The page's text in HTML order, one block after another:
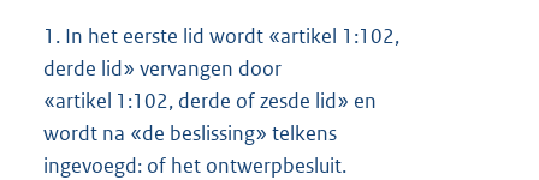
1. In het eerste lid wordt «artikel 1:102,
derde lid» vervangen door
«artikel 1:102, derde of zesde lid» en
wordt na «de beslissing» telkens
ingevoegd: of het ontwerpbesluit.